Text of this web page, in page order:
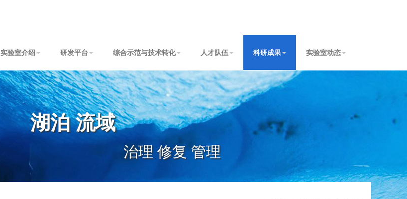
实验室介绍 研发平台 综合示范与技术转化 人才队伍 科研成果 实验室动态
湖泊 流域
治理 修复 管理